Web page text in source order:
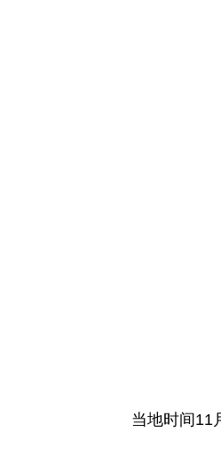
当地时间11月